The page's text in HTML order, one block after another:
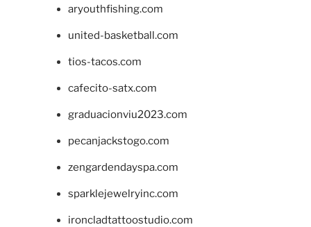
aryouthfishing.com
united-basketball.com
tios-tacos.com
cafecito-satx.com
graduacionviu2023.com
pecanjackstogo.com
zengardendayspa.com
sparklejewelryinc.com
ironcladtattoostudio.com